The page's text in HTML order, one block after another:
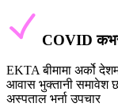
COVID कभर
EKTA बीमामा अर्को
आवास भुक्तानी समावेश
अस्पताल भर्ना उपचार